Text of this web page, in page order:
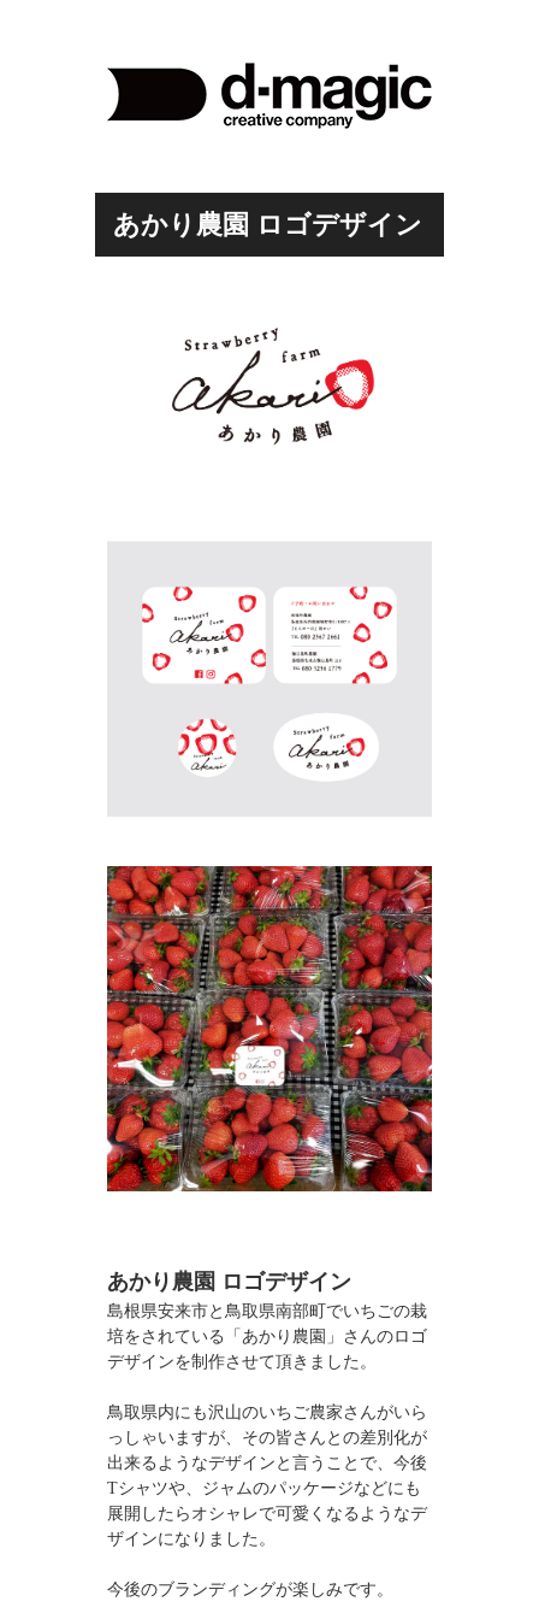
あかり農園 ロゴデザイン
あかり農園 ロゴデザイン
島根県安来市と鳥取県南部町でいちごの栽
培をされている「あかり農園」さんのロゴ
デザインを制作させて頂きました。
鳥取県内にも沢山のいちご農家さんがいら
っしゃいますが、その皆さんとの差別化が
出来るようなデザインと言うことで、今後
Tシャツや、ジャムのパッケージなどにも
展開したらオシャレで可愛くなるようなデ
ザインになりました。
今後のブランディングが楽しみです。